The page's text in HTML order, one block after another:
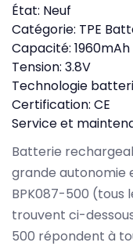
État: Neuf
Catégorie: TPE
Capacité: 1960mAh
Tension: 3.8V
Technologie
Certification: CE
Service et
Batterie
grande autonomie
BPK087-500 (tous
trouvent ci-
500 répondent à